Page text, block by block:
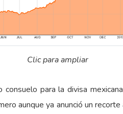
Clic para ampliar
consuelo para la divisa
aunque ya anunció un